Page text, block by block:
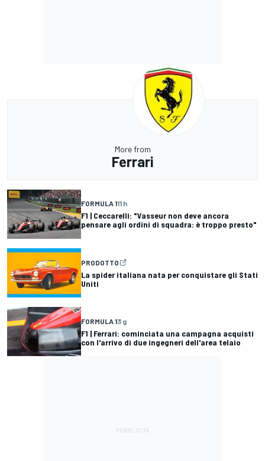
More from
Ferrari
FORMULA 111 h
F1 | Ceccarelli: "Vasseur non deve ancora
pensare agli ordini di squadra: è troppo presto"
PRODOTTO
La spider italiana nata per conquistare gli Stati
Uniti
FORMULA 13 g
F1 | Ferrari: cominciata una campagna acquisti
con l'arrivo di due ingegneri dell'area telaio